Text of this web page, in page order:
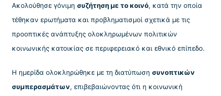
Ακολούθησε γόνιμη συζήτηση με το κοινό, κατά την οποία
τέθηκαν ερωτήματα και προβληματισμοί σχετικά με τις
προοπτικές ανάπτυξης ολοκληρωμένων πολιτικών
κοινωνικής κατοικίας σε περιφερειακό και εθνικό επίπεδο.
Η ημερίδα ολοκληρώθηκε με τη διατύπωση συνοπτικών
συμπερασμάτων, επιβεβαιώνοντας ότι η κοινωνική